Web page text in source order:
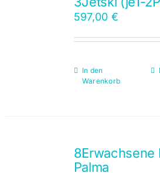
597,00 €
In den
Warenkorb
8Erwachsene
Palma